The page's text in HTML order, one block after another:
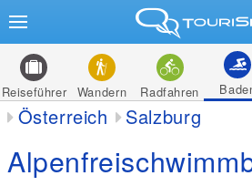
Reiseführer Wandern Radfahren
Österreich Salzburg